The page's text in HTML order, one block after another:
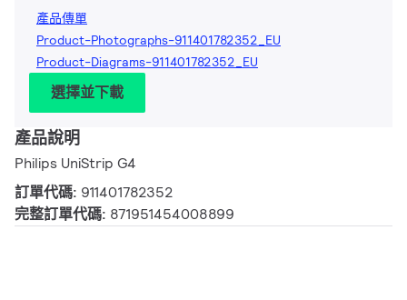
產品傳單
Product-Photographs-911401782352_EU
Product-Diagrams-911401782352_EU
選擇並下載
產品說明
Philips UniStrip G4
訂單代碼: 911401782352
完整訂單代碼: 871951454008899